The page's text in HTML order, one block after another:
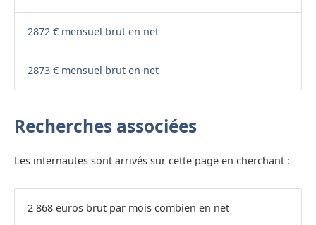
2872 € mensuel brut en net
2873 € mensuel brut en net
Recherches associées
Les internautes sont arrivés sur cette page en cherchant :
2 868 euros brut par mois combien en net